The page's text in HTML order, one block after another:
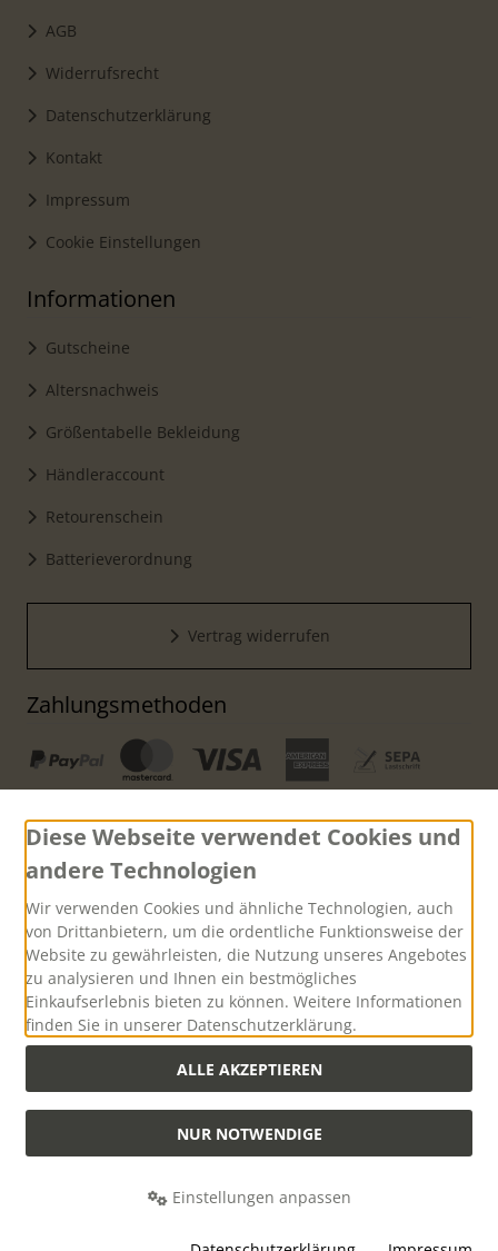
AGB
Widerrufsrecht
Datenschutzerklärung
Kontakt
Impressum
Cookie Einstellungen
Informationen
Gutscheine
Altersnachweis
Größentabelle Bekleidung
Händleraccount
Retourenschein
Batterieverordnung
Vertrag widerrufen
Zahlungsmethoden
Versand
Versandkostenfreie Lieferung innerhalb Deutschlands ab
einem Warenwert von 500,00 Euro
Alle Preise inkl. gesetzl. MwSt. zzgl.Versandkosten
Onlineshop mit Jagdzubehör und praktischer Jagd-Outdoorbekleidung.
Diese Webseite verwendet Cookies und
andere Technologien
Wir verwenden Cookies und ähnliche Technologien, auch
von Drittanbietern, um die ordentliche Funktionsweise der
Website zu gewährleisten, die Nutzung unseres Angebotes
zu analysieren und Ihnen ein bestmögliches
Einkaufserlebnis bieten zu können. Weitere Informationen
finden Sie in unserer Datenschutzerklärung.
ALLE AKZEPTIEREN
NUR NOTWENDIGE
Einstellungen anpassen